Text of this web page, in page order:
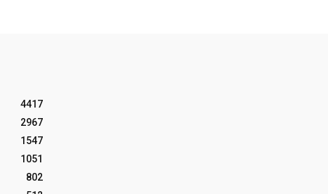
4417
2967
1547
1051
802